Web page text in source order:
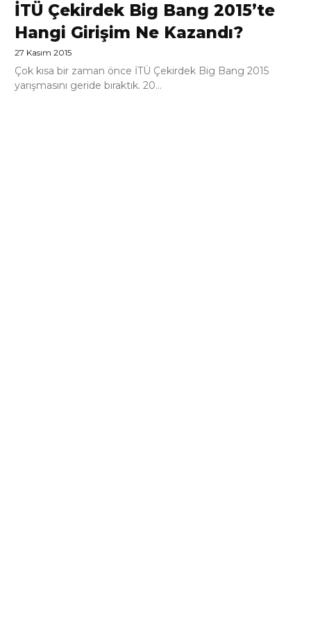
İTÜ Çekirdek Big Bang 2015’te
Hangi Girişim Ne Kazandı?
27 Kasım 2015
Çok kısa bir zaman önce İTÜ Çekirdek Big Bang 2015
yarışmasını geride bıraktık. 20...